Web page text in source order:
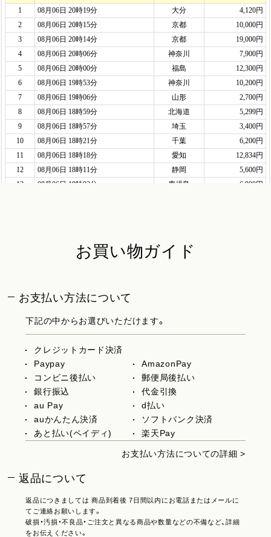
お買い物ガイド
お支払い方法について
下記の中からお選びいただけます。
クレジットカード決済
Paypay
AmazonPay
コンビニ後払い
郵便局後払い
銀行振込
代金引換
au Pay
d払い
auかんたん決済
ソフトバンク決済
あと払い(ペイディ)
楽天Pay
お支払い方法についての詳細 >
返品について
返品につきましては 商品到着後 7日間以内にお電話またはメールに
てご連絡お願いします。
破損・汚損・不良品・ご注文と異なる商品や数量などの不備など、詳細
をお伝えください。